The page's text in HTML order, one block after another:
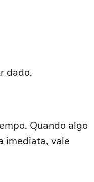
dado.
Quando algo
imediata, vale